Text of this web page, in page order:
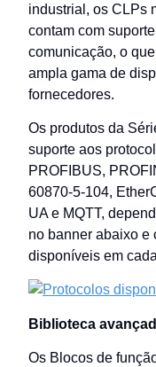
industrial, os CLPs
contam com
comunicação, o
ampla gama de
fornecedores.
Os produtos da
suporte aos
PROFIBUS,
60870-5-104,
UA e MQTT,
no banner abaixo e
disponíveis em
Biblioteca
Os Blocos de